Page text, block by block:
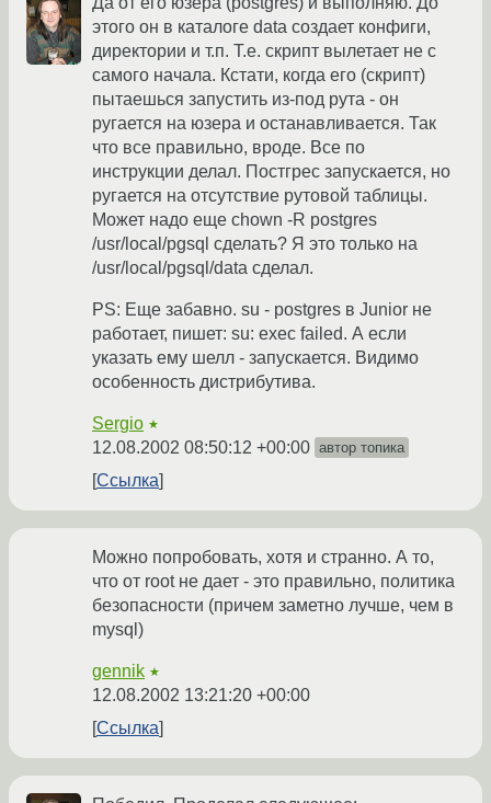
этого он в каталоге data создает конфиги,
директории и т.п. Т.е. скрипт вылетает не с
самого начала. Кстати, когда его (скрипт)
пытаешься запустить из-под рута - он
ругается на юзера и останавливается. Так
что все правильно, вроде. Все по
инструкции делал. Постгрес запускается, но
ругается на отсутствие рутовой таблицы.
Может надо еще chown -R postgres
/usr/local/pgsql сделать? Я это только на
/usr/local/pgsql/data сделал.
PS: Еще забавно. su - postgres в Junior не
работает, пишет: su: exec failed. А если
указать ему шелл - запускается. Видимо
особенность дистрибутива.
Sergio ★
12.08.2002 08:50:12 +00:00 автор топика
Ссылка
Можно попробовать, хотя и странно. А то,
что от root не дает - это правильно, политика
безопасности (причем заметно лучше, чем в
mysql)
gennik ★
12.08.2002 13:21:20 +00:00
Ссылка